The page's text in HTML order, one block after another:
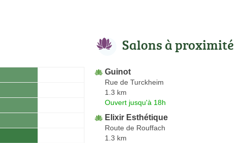
Salons à proximité
Guinot
Rue de Turckheim
1.3 km
Ouvert jusqu'à 18h
Elixir Esthétique
Route de Rouffach
1.3 km